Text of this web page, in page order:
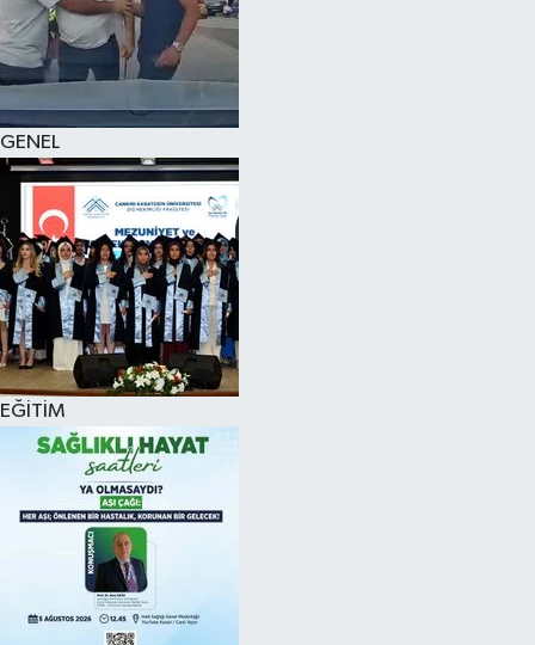
GENEL
EĞİTİM
KÜLTÜR SANAT
SAĞLIK
SİYASET
SPOR
TEKNOLOJİ
VİZYONDAKİLER
YAŞAM